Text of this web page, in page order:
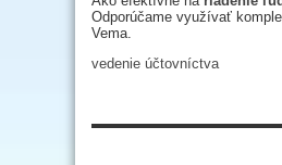
Odporúčame využívať
Vema.
vedenie účtovníctva